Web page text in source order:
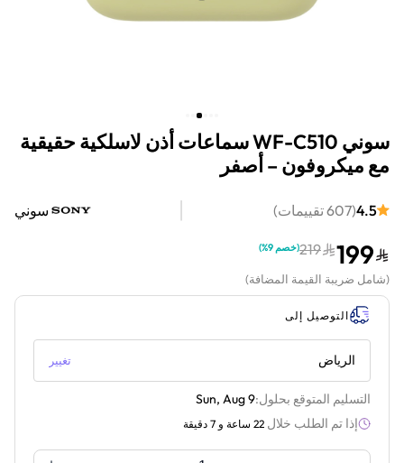
سوني WF-C510 سماعات أذن لاسلكية حقيقية
مع ميكروفون – أصفر
4.5
(
607تقييمات) سوني
199
219
(خصم 9% )
(شامل ضريبة القيمة المضافة)
التوصيل إلى
الرياض تغيير
التسليم المتوقع بحلول:Sun, Aug 9
إذا تم الطلب خلال 22 ساعة و 7 دقيقة